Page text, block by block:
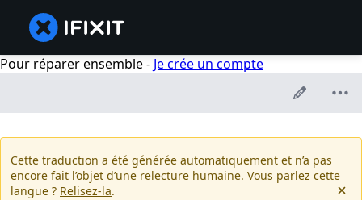
Pour réparer ensemble - Je crée un compte
Cette traduction a été générée automatiquement et n’a pas
encore fait l’objet d’une relecture humaine. Vous parlez cette
langue ? Relisez-la.